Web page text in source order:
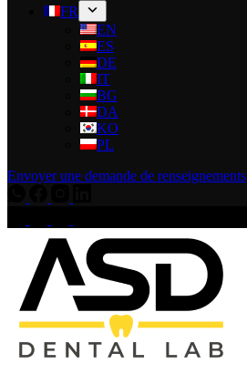
FR
EN
ES
DE
IT
BG
DA
KO
PL
Envoyer une demande de renseignements